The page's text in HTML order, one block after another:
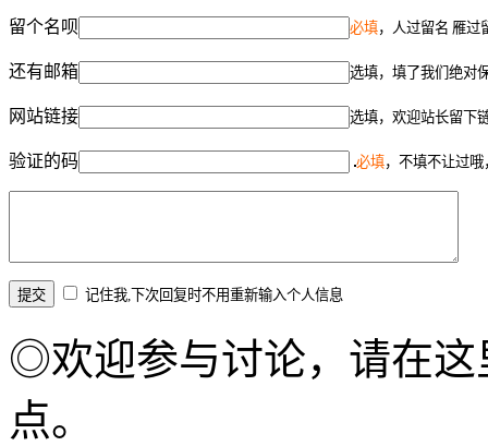
留个名呗 必填，人过留名 雁过
还有邮箱 选填，填了我们绝对
网站链接 选填，欢迎站长留下
验证的码 必填，不填不让过
记住我,下次回复时不用重新输入个人信息
◎欢迎参与讨论，请在这
点。